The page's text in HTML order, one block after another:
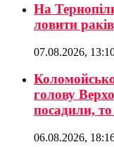
На
ловити раків
07.08.2026,
голову
посадили,
06.08.2026,